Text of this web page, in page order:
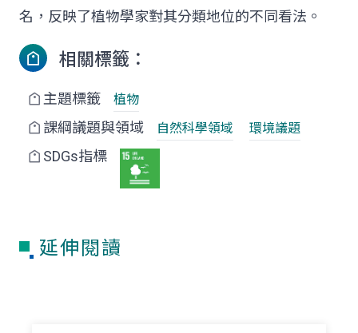
名，反映了植物學家對其分類地位的不同看法。
相關標籤：
主題標籤 植物
課綱議題與領域 自然科學領域 環境議題
SDGs指標
延伸閱讀